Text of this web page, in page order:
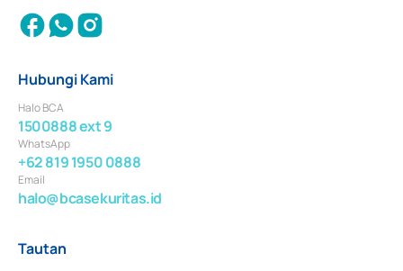
Hubungi Kami
Halo BCA
1500888 ext 9
WhatsApp
+62 819 1950 0888
Email
halo@bcasekuritas.id
Tautan